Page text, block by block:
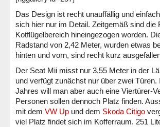
Das Design ist recht unauffällig und
sich hier nur im Detail. Zeitgemäß sind die
Kotflügelbereich hineingezogen worden.
Radstand von 2,42 Meter, wurden etwas
hinten und vorn, sind recht kurz
Der Seat Mii misst nur 3,55 Meter in der
und verfügt zunächst nur über zwei
Jahres will man aber auch eine Viertürer-
Personen sollen dennoch Platz finden.
mit dem VW Up und dem Skoda Citigo
viel Platz findet sich im Kofferraum. 251